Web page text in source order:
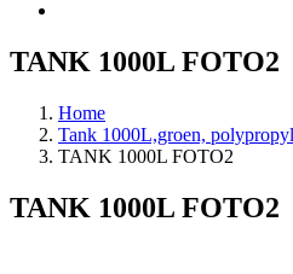
TANK 1000L FOTO2
Home
Tank 1000L,groen,
TANK 1000L FOTO2
TANK 1000L FOTO2